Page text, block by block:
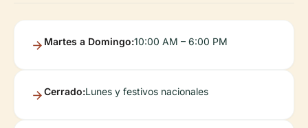
Martes a Domingo:10:00 AM – 6:00 PM
Cerrado:Lunes y festivos nacionales